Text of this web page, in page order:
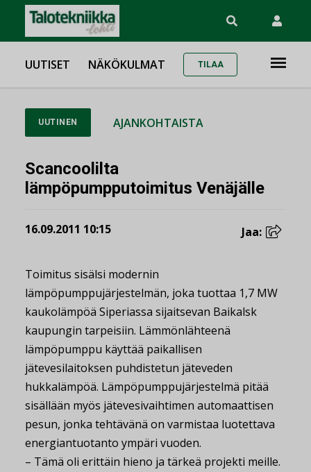
UUTISET NÄKÖKULMAT TILAA
UUTINEN AJANKOHTAISTA
Scancoolilta
lämpöpumpputoimitus Venäjälle
16.09.2011 10:15 Jaa:
Toimitus sisälsi modernin
lämpöpumppujärjestelmän, joka tuottaa 1,7 MW
kaukolämpöä Siperiassa sijaitsevan Baikalsk
kaupungin tarpeisiin. Lämmönlähteenä
lämpöpumppu käyttää paikallisen
jätevesilaitoksen puhdistetun jäteveden
hukkalämpöä. Lämpöpumppujärjestelmä pitää
sisällään myös jätevesivaihtimen automaattisen
pesun, jonka tehtävänä on varmistaa luotettava
energiantuotanto ympäri vuoden.
– Tämä oli erittäin hieno ja tärkeä projekti meille.